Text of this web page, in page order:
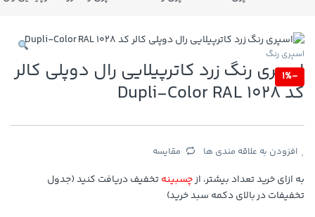
-
1%
اسپری رنگ
اسپری رنگ زرد کاترپیلایی رال دوپلی کالر
کد Dupli-Color RAL 1028
افزودن به علاقه مندی ها مقایسه
به ازای خرید تعداد بیشتر، ازچسبینهتخفیف دریافت کنید (جدول
تخفیفات در بالای دکمه سبد خرید)